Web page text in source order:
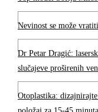
Nevinost se može
Dr Petar Dragić:
slučajeve proširenih
Otoplastika: